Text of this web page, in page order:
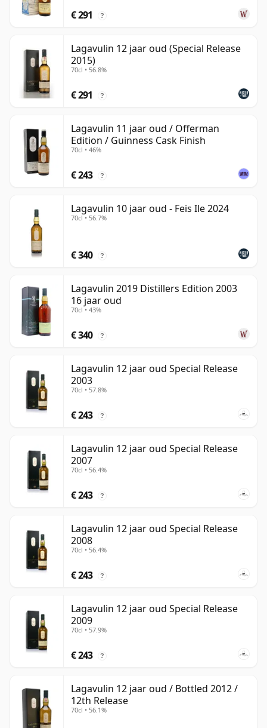
€ 291 ?
Lagavulin 12 jaar oud (Special Release
2015)
70cl • 56.8%
€ 291 ?
Lagavulin 11 jaar oud / Offerman
Edition / Guinness Cask Finish
70cl • 46%
€ 243 ?
Lagavulin 10 jaar oud - Feis Ile 2024
70cl • 56.7%
€ 340 ?
Lagavulin 2019 Distillers Edition 2003
16 jaar oud
70cl • 43%
€ 340 ?
Lagavulin 12 jaar oud Special Release
2003
70cl • 57.8%
€ 243 ?
Lagavulin 12 jaar oud Special Release
2007
70cl • 56.4%
€ 243 ?
Lagavulin 12 jaar oud Special Release
2008
70cl • 56.4%
€ 243 ?
Lagavulin 12 jaar oud Special Release
2009
70cl • 57.9%
€ 243 ?
Lagavulin 12 jaar oud / Bottled 2012 /
12th Release
70cl • 56.1%